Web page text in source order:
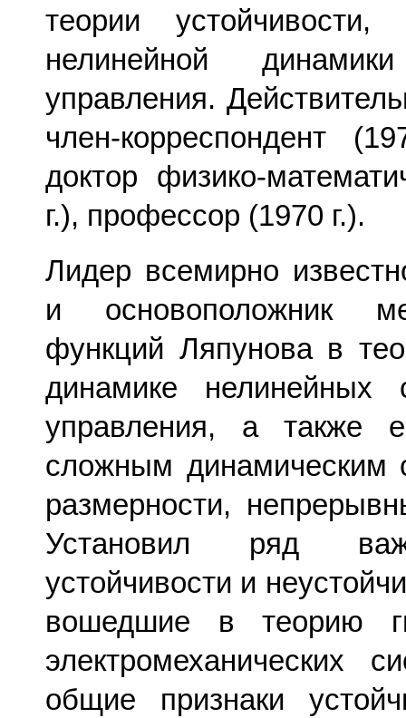
теории устойчивости,
нелинейной
управления.
член-корреспондент
доктор физико-
г.), профессор (1970 г.).
Лидер всемирно
и основоположник
функций Ляпунова в
динамике нелинейных
управления, а также
сложным динамическим
размерности,
Установил ряд
устойчивости и
вошедшие в теорию
электромеханических
общие признаки